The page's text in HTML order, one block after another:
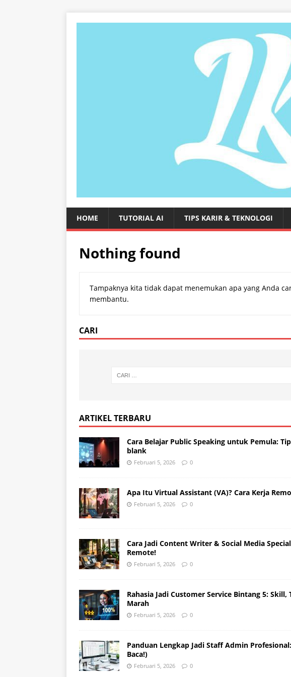
HOME TUTORIAL AI TIPS KARIR & TEKNOLOGI
Nothing found
Tampaknya kita tidak dapat menemukan apa yang Anda
membantu.
CARI
ARTIKEL TERBARU
Cara Belajar Public Speaking untuk Pemula:
blank
Februari 5, 2026 0
Apa Itu Virtual Assistant (VA)? Cara Kerja
Februari 5, 2026 0
Cara Jadi Content Writer & Social Media
Remote!
Februari 5, 2026 0
Rahasia Jadi Customer Service Bintang 5: Skill,
Marah
Februari 5, 2026 0
Panduan Lengkap Jadi Staff Admin
Baca!)
Februari 5, 2026 0